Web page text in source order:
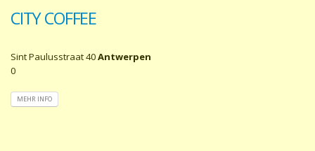
CITY COFFEE
Sint Paulusstraat 40Antwerpen
0
MEHR INFO